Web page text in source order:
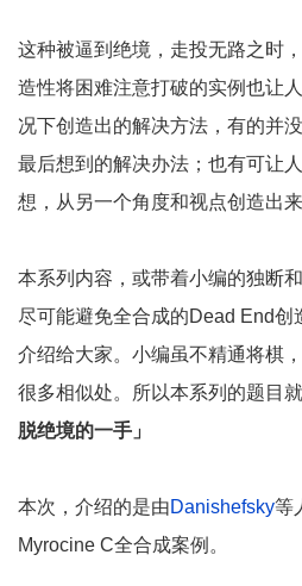
这种被逼到绝境，走投无路之时
造性将困难注意打破的实例也让
况下创造出的解决方法，有的并
最后想到的解决办法；也有可让
想，从另一个角度和视点创造出来
本系列内容，或带着小编的独断
尽可能避免全合成的Dead End创
介绍给大家。小编虽不精通将棋
很多相似处。所以本系列的题目
脱绝境的一手」
本次，介绍的是由Danishefsky等
Myrocine C全合成案例。